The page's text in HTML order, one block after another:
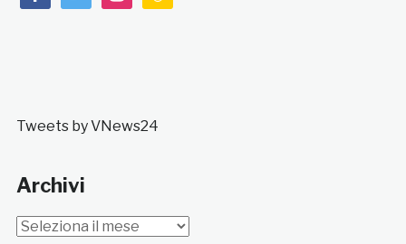
Tweets by VNews24
Archivi
Archivi